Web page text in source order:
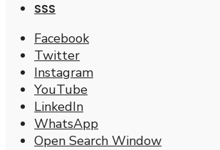
SSS
Facebook
Twitter
Instagram
YouTube
LinkedIn
WhatsApp
Open Search Window